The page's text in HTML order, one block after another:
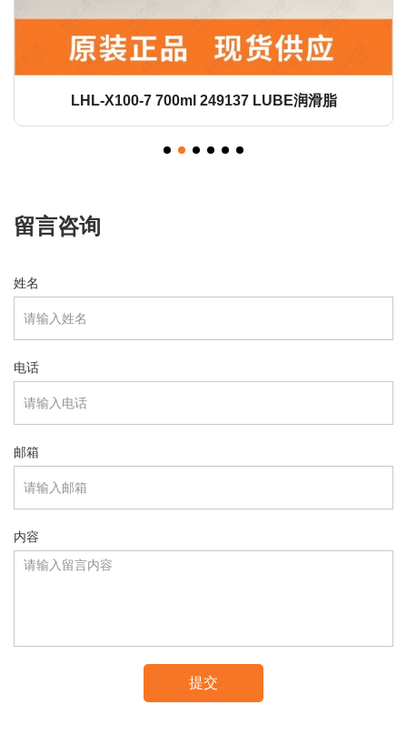
LHL-X100-7 700ml 249137 LUBE润滑脂
留言咨询
姓名
电话
邮箱
内容
提交